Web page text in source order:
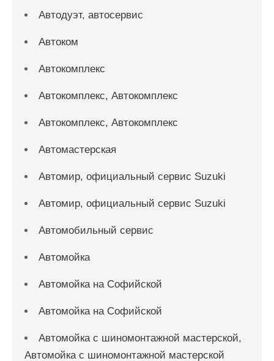
Автодуэт, автосервис
Автоком
Автокомплекс
Автокомплекс, Автокомплекс
Автокомплекс, Автокомплекс
Автомастерская
Автомир, официальный сервис Suzuki
Автомир, официальный сервис Suzuki
Автомобильный сервис
Автомойка
Автомойка на Софийской
Автомойка на Софийской
Автомойка с шиномонтажной мастерской,
Автомойка с шиномонтажной мастерской